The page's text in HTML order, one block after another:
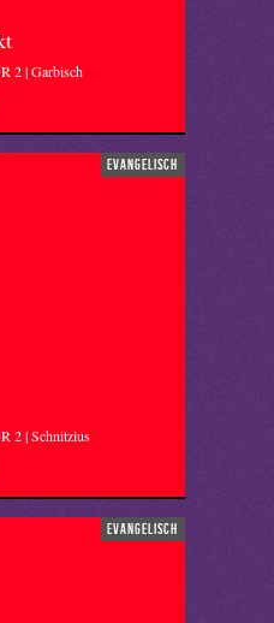
2 | Garbisch
evangelisch
2 | Schnitzius
evangelisch